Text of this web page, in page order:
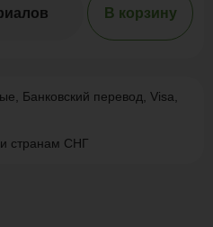
В корзину
Банковский перевод, Visa,
странам СНГ